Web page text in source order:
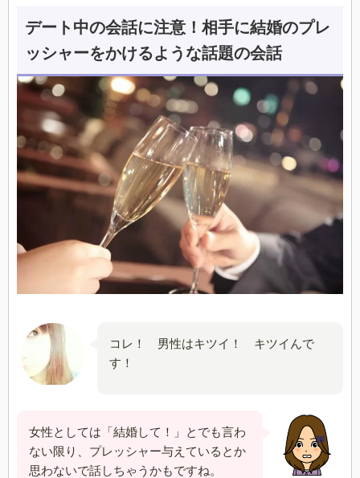
デート中の会話に注意！相手に結婚のプレ
ッシャーをかけるような話題の会話
コレ！ 男性はキツイ！ キツイんで
す！
女性としては「結婚して！」とでも言わ
ない限り、プレッシャー与えているとか
思わないで話しちゃうかもですね。